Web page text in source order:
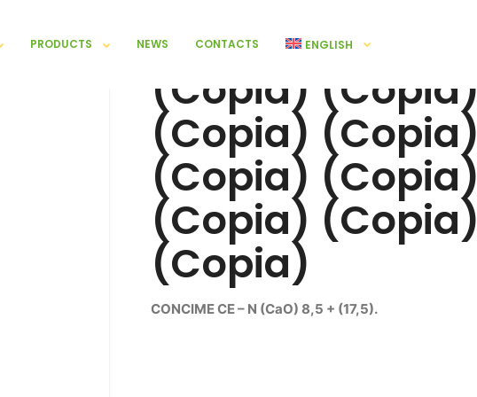
PRODUCTS NEWS CONTACTS ENGLISH
(Copia) (Copia)
(Copia) (Copia)
(Copia) (Copia)
(Copia) (Copia)
(Copia)
CONCIME CE – N (CaO) 8,5 + (17,5).